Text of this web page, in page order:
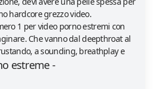
hardcore grezzo video.
1 per video porno estremi con
Che vanno dal deepthroat al
a sounding, breathplay e
estreme -